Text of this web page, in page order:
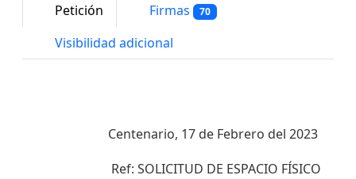
Petición Firmas 70
Visibilidad adicional
Centenario, 17 de Febrero del 2023
Ref: SOLICITUD DE ESPACIO FÍSICO